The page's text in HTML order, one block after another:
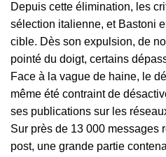
Depuis cette élimination, les
sélection italienne, et Bastoni
cible. Dès son expulsion, de
pointé du doigt, certains
Face à la vague de haine, le
même été contraint de
ses publications sur les
Sur près de 13 000 messages
post, une grande partie